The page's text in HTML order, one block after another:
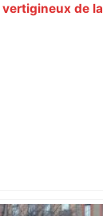
de la